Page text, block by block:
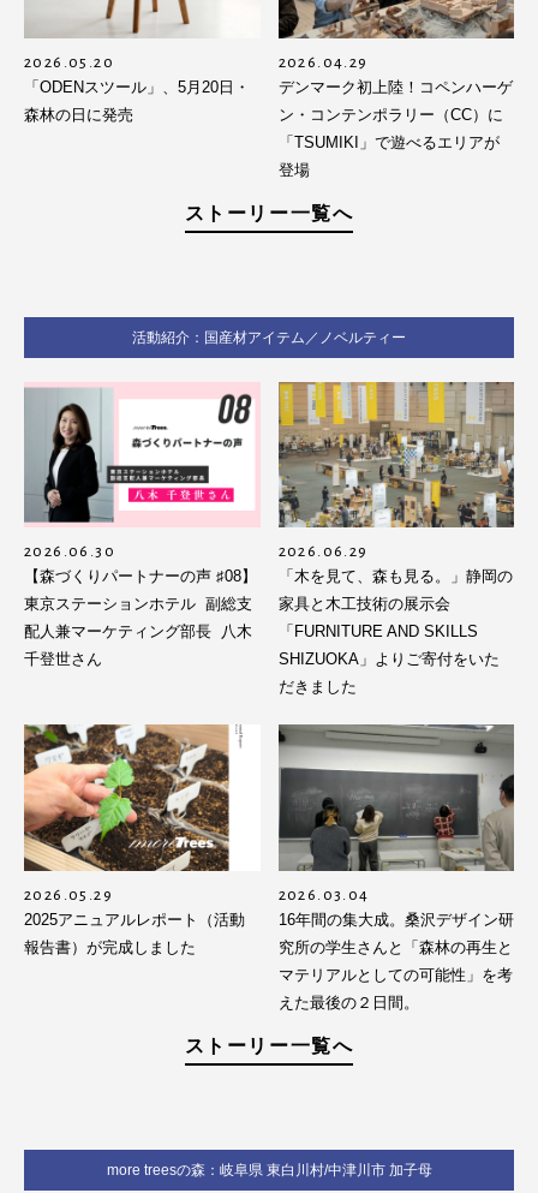
2026.05.20
「ODENスツール」、5月20日・
森林の日に発売
2026.04.29
デンマーク初上陸！コペンハーゲ
ン・コンテンポラリー（CC）に
「TSUMIKI」で遊べるエリアが
登場
ストーリー一覧へ
活動紹介：国産材アイテム／ノベルティー
2026.06.30
【森づくりパートナーの声 ♯08】
東京ステーションホテル 副総支
配人兼マーケティング部長 八木
千登世さん
2026.06.29
「木を見て、森も見る。」静岡の
家具と木工技術の展示会
「FURNITURE AND SKILLS
SHIZUOKA」よりご寄付をいた
だきました
2026.05.29
2025アニュアルレポート（活動
報告書）が完成しました
2026.03.04
16年間の集大成。桑沢デザイン研
究所の学生さんと「森林の再生と
マテリアルとしての可能性」を考
えた最後の２日間。
ストーリー一覧へ
more treesの森：岐阜県 東白川村/中津川市 加子母